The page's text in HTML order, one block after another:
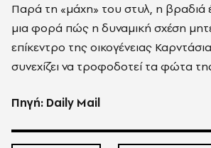
Παρά τη «μάχη» του στυλ, η βραδιά
μια φορά πώς η δυναμική σχέση
επίκεντρο της οικογένειας
συνεχίζει να τροφοδοτεί τα φώτα
Πηγή: Daily Mail